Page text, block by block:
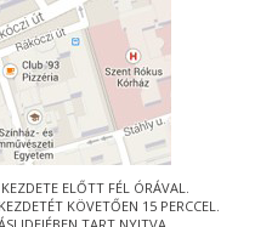
ELŐTT FÉL ÓRÁVAL.
KÖVETŐEN 15 PERCCEL.